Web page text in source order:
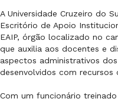
A Universidade Cruzeiro do
Escritório de Apoio
EAIP, órgão localizado no
que auxilia aos docentes e
aspectos administrativos
desenvolvidos com recursos
Com um funcionário treinado